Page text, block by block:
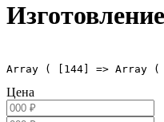
Array ( [144] => Array ( [ID]
Цена